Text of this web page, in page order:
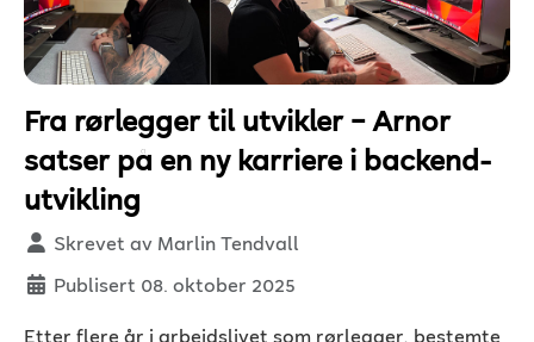
Fra rørlegger til utvikler – Arnor
satser på en ny karriere i backend-
utvikling
Detaljer
Skrevet av Marlin Tendvall
Publisert 08. oktober 2025